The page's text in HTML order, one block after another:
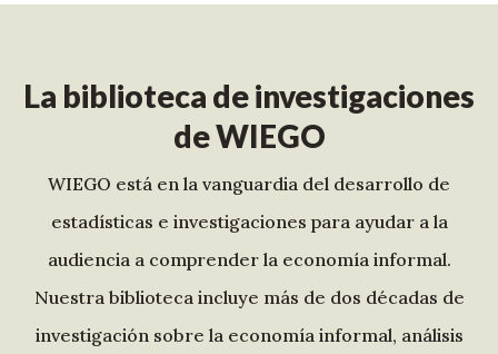
La biblioteca de investigaciones
de WIEGO
WIEGO está en la vanguardia del desarrollo de
estadísticas e investigaciones para ayudar a la
audiencia a comprender la economía informal.
Nuestra biblioteca incluye más de dos décadas de
investigación sobre la economía informal, análisis